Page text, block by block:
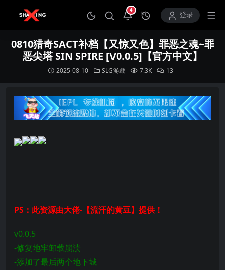
4
打开通知中心登录
0810猎奇SACT补档【又惊又色】罪恶之魂~罪
恶尖塔 SIN SPIRE [V0.0.5]【官方中文】
2025-08-10 SLG游戲 7.3K 13
PS：此资源由大佬-【流汗的黄豆】提供！
v0.0.5
-修复地牢卸载崩溃
-添加了最后两个地下城